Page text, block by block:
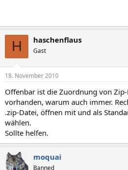
H haschenflaus
Gast
18. November 2010
Offenbar ist die Zuordnung von
vorhanden, warum auch immer.
.zip-Datei, öffnen mit und als
wählen.
Sollte helfen.
moquai
Banned